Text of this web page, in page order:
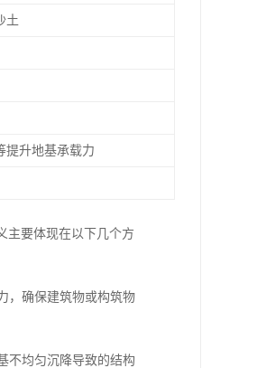
土
提升地基承载力
主要体现在以下几个方
，确保建筑物或构筑物
不均匀沉降导致的结构